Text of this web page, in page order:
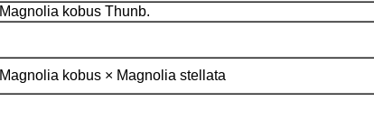
Magnolia kobus Thunb.
Magnolia kobus × Magnolia stellata